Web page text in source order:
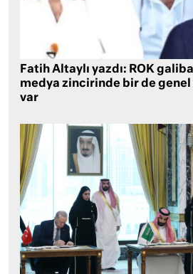
Fatih Altaylı yazdı: ROK
medya zincirinde bir de genel
var